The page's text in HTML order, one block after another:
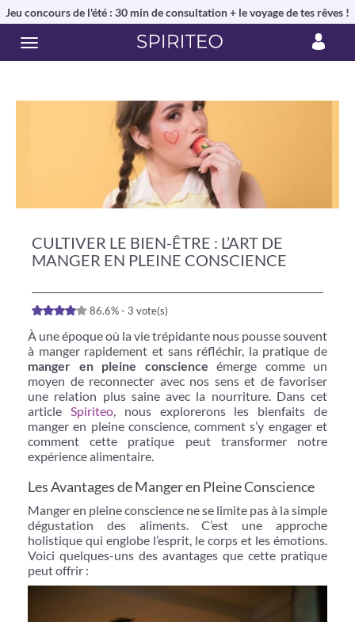
Jeu concours de l'été : 30 min de consultation + le voyage de tes rêves !
CULTIVER LE BIEN-ÊTRE : L’ART DE
MANGER EN PLEINE CONSCIENCE
86.6% - 3 vote(s)
À une époque où la vie trépidante nous pousse souvent
à manger rapidement et sans réfléchir, la pratique de
manger en pleine conscience émerge comme un
moyen de reconnecter avec nos sens et de favoriser
une relation plus saine avec la nourriture. Dans cet
article Spiriteo, nous explorerons les bienfaits de
manger en pleine conscience, comment s’y engager et
comment cette pratique peut transformer notre
expérience alimentaire.
Les Avantages de Manger en Pleine Conscience
Manger en pleine conscience ne se limite pas à la simple
dégustation des aliments. C’est une approche
holistique qui englobe l’esprit, le corps et les émotions.
Voici quelques-uns des avantages que cette pratique
peut offrir :